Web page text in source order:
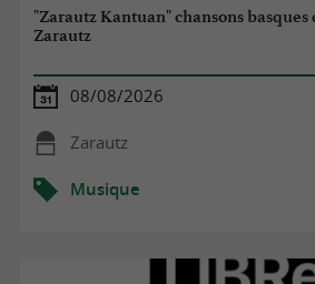
"Zarautz Kantuan" chansons basques
Zarautz
08/08/2026
Zarautz
Musique